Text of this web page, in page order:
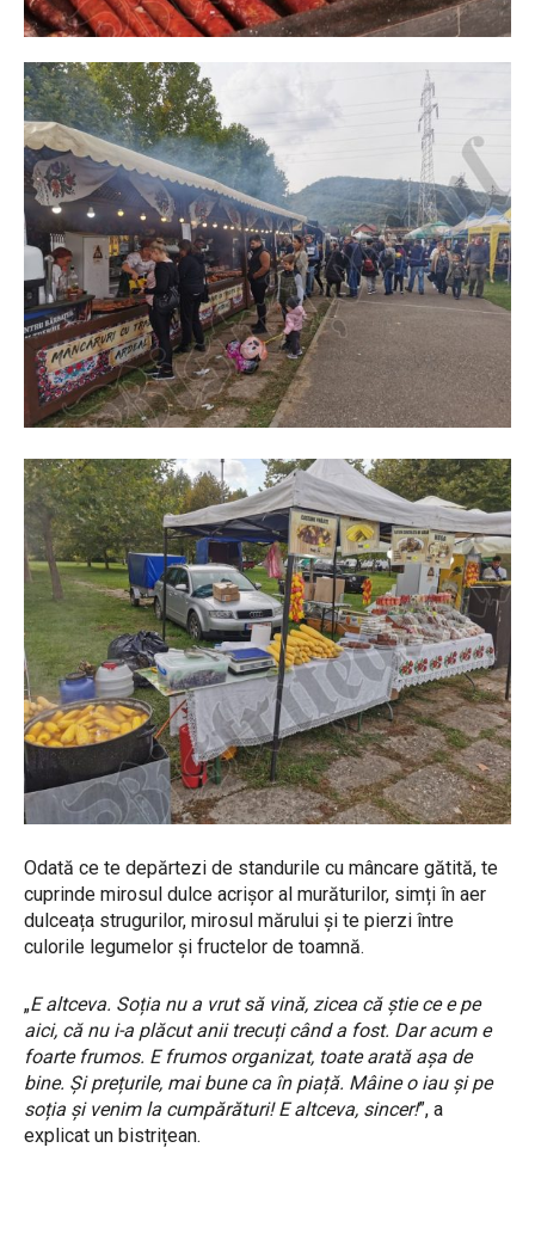
Odată ce te depărtezi de standurile cu mâncare gătită, te
cuprinde mirosul dulce acrișor al murăturilor, simți în aer
dulceața strugurilor, mirosul mărului și te pierzi între
culorile legumelor și fructelor de toamnă.
„E altceva. Soția nu a vrut să vină, zicea că știe ce e pe
aici, că nu i-a plăcut anii trecuți când a fost. Dar acum e
foarte frumos. E frumos organizat, toate arată așa de
bine. Și prețurile, mai bune ca în piață. Mâine o iau și pe
soția și venim la cumpărături! E altceva, sincer!”, a
explicat un bistrițean.